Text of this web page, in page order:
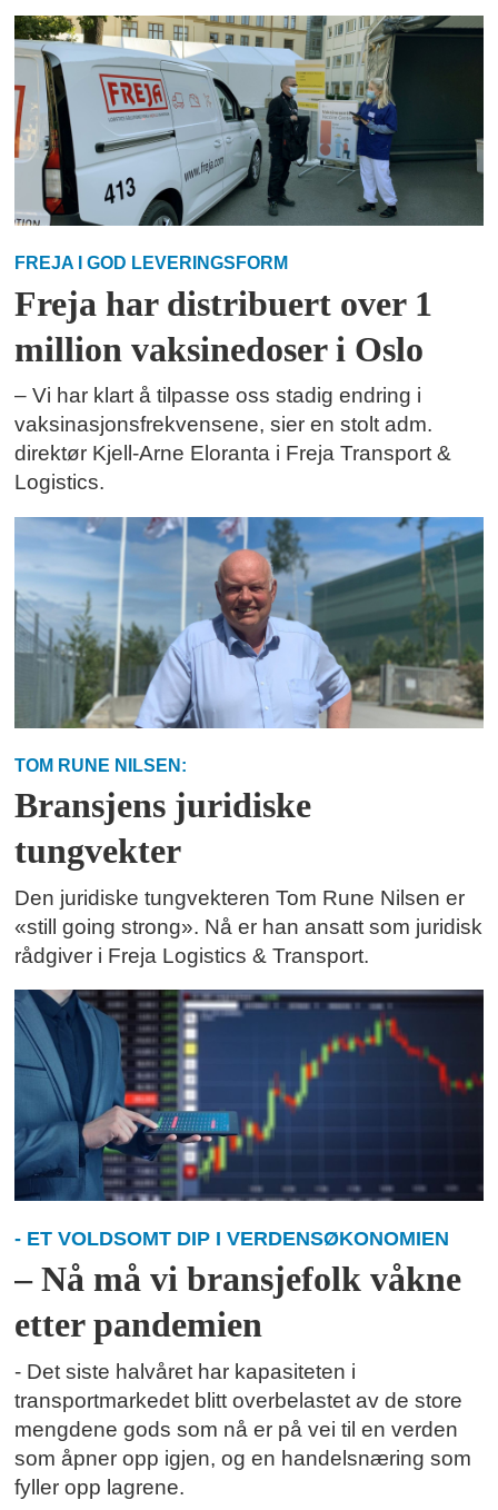
FREJA I GOD LEVERINGSFORM
Freja har distribuert over 1
million vaksinedoser i Oslo
– Vi har klart å tilpasse oss stadig endring i
vaksinasjonsfrekvensene, sier en stolt adm.
direktør Kjell-Arne Eloranta i Freja Transport &
Logistics.
TOM RUNE NILSEN:
Bransjens juridiske
tungvekter
Den juridiske tungvekteren Tom Rune Nilsen er
«still going strong». Nå er han ansatt som juridisk
rådgiver i Freja Logistics & Transport.
- ET VOLDSOMT DIP I VERDENSØKONOMIEN
– Nå må vi bransjefolk våkne
etter pandemien
- Det siste halvåret har kapasiteten i
transportmarkedet blitt overbelastet av de store
mengdene gods som nå er på vei til en verden
som åpner opp igjen, og en handelsnæring som
fyller opp lagrene.